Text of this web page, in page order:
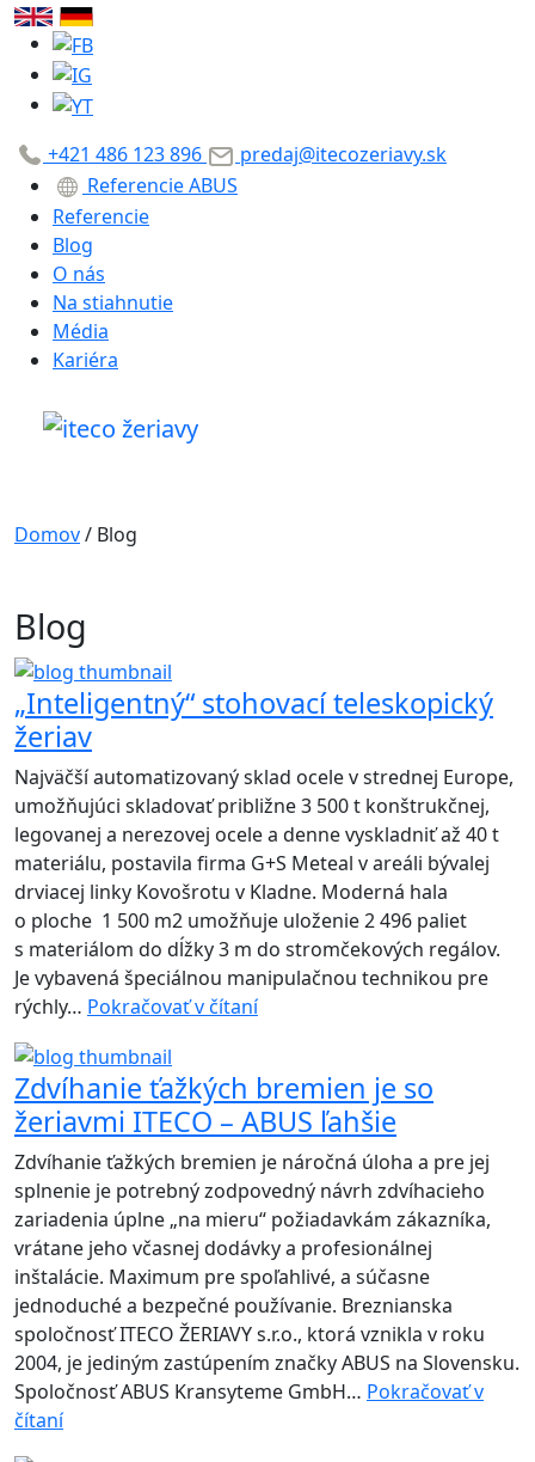
+421 486 123 896
predaj@itecozeriavy.sk
Referencie ABUS
Referencie
Blog
O nás
Na stiahnutie
Média
Kariéra
Domov/ Blog
Blog
„Inteligentný“ stohovací teleskopický
žeriav
Najväčší automatizovaný sklad ocele v strednej Europe,
umožňujúci skladovať približne 3 500 t konštrukčnej,
legovanej a nerezovej ocele a denne vyskladniť až 40 t
materiálu, postavila firma G+S Meteal v areáli bývalej
drviacej linky Kovošrotu v Kladne. Moderná hala
o ploche 1 500 m2 umožňuje uloženie 2 496 paliet
s materiálom do dĺžky 3 m do stromčekových regálov.
Je vybavená špeciálnou manipulačnou technikou pre
rýchly… Pokračovať v čítaní„Inteligentný“
žeriav
Zdvíhanie ťažkých bremien je so
žeriavmi ITECO – ABUS ľahšie
Zdvíhanie ťažkých bremien je náročná úloha a pre jej
splnenie je potrebný zodpovedný návrh zdvíhacieho
zariadenia úplne „na mieru“ požiadavkám zákazníka,
vrátane jeho včasnej dodávky a profesionálnej
inštalácie. Maximum pre spoľahlivé, a súčasne
jednoduché a bezpečné používanie. Breznianska
spoločnosť ITECO ŽERIAVY s.r.o., ktorá vznikla v roku
2004, je jediným zastúpením značky ABUS na Slovensku.
Spoločnosť ABUS Kransyteme GmbH… Pokračovať v
čítaníZdvíhanie